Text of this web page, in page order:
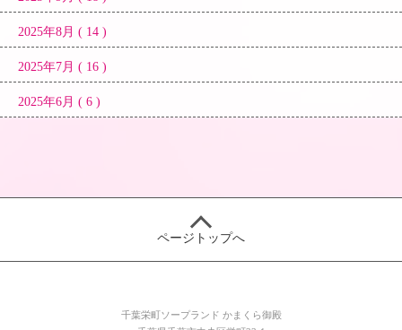
2025年8月 ( 14 )
2025年7月 ( 16 )
2025年6月 ( 6 )
ページトップへ
千葉栄町ソープランド かまくら御殿